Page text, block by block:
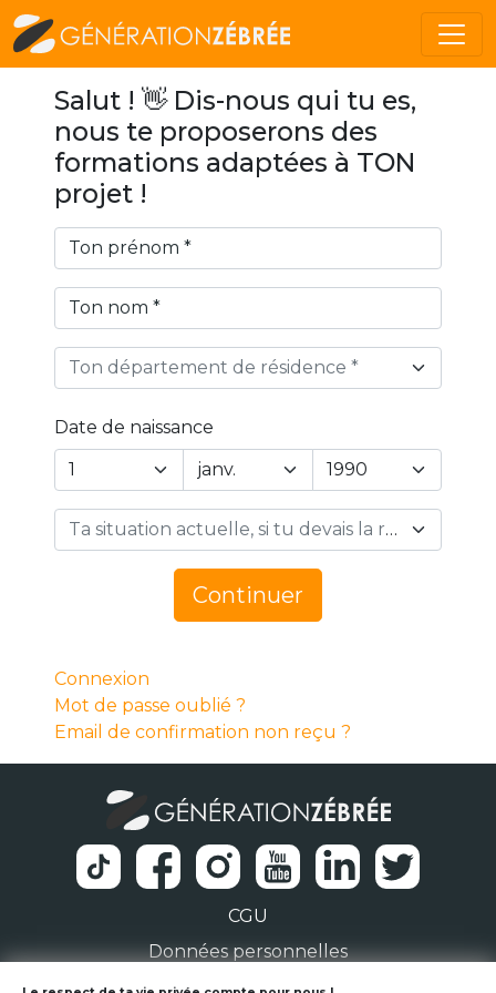
Salut ! 👋 Dis-nous qui tu es,
nous te proposerons des
formations adaptées à TON
projet !
Ton département de résidence *
Date de naissance
Year
Day
Ta situation actuelle, si tu devais la résumer en 1 mot… *
Continuer
Connexion
Mot de passe oublié ?
Email de confirmation non reçu ?
CGU
Données personnelles